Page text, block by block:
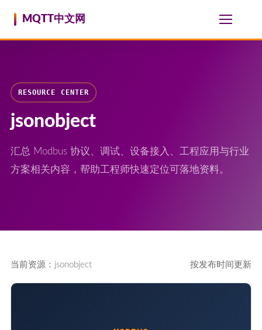
MQTT中文网
RESOURCE CENTER
jsonobject
汇总 Modbus 协议、调试、设备接入、工程应用与行业
方案相关内容，帮助工程师快速定位可落地资料。
当前资源：jsonobject 按发布时间更新